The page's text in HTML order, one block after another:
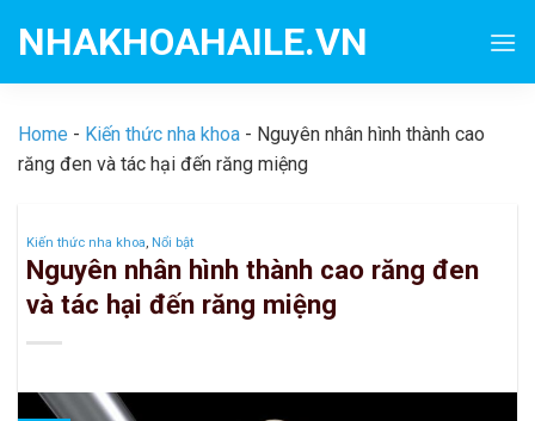
NHAKHOAHAILE.VN
Home - Kiến thức nha khoa - Nguyên nhân hình thành cao
răng đen và tác hại đến răng miệng
Kiến thức nha khoa, Nổi bật
Nguyên nhân hình thành cao răng đen
và tác hại đến răng miệng